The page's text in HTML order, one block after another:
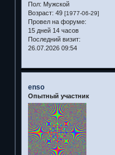
Пол: Мужской
Возраст: 49 [1977-06-29]
Провел на форуме:
15 дней 14 часов
Последний визит:
26.07.2026 09:54
enso
Опытный участник